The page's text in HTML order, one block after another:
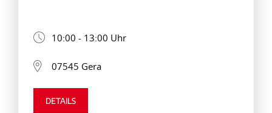
10:00 - 13:00 Uhr
07545 Gera
DETAILS